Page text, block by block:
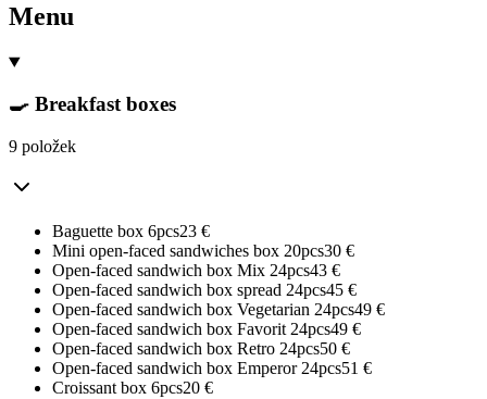
Menu
🍳 Breakfast boxes
9 položek
Baguette box 6pcs23 €
Mini open-faced sandwiches box 20pcs30 €
Open-faced sandwich box Mix 24pcs43 €
Open-faced sandwich box spread 24pcs45 €
Open-faced sandwich box Vegetarian 24pcs49 €
Open-faced sandwich box Favorit 24pcs49 €
Open-faced sandwich box Retro 24pcs50 €
Open-faced sandwich box Emperor 24pcs51 €
Croissant box 6pcs20 €